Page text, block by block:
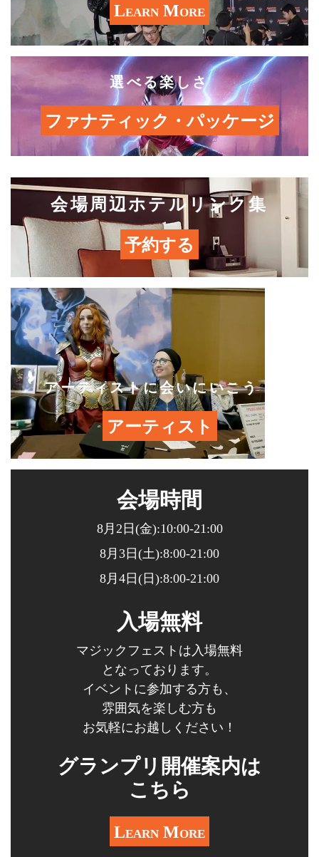
Learn More
選べる楽しさ
ファナティック・パッケージ
会場周辺ホテルリンク集
予約する
アーティストに会いにいこう！
アーティスト
会場時間
8月2日(金):10:00-21:00
8月3日(土):8:00-21:00
8月4日(日):8:00-21:00
入場無料
マジックフェストは入場無料
となっております。
イベントに参加する方も、
雰囲気を楽しむ方も
お気軽にお越しください！
グランプリ開催案内は
こちら
Learn More